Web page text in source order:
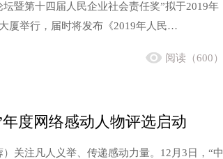
暨第十四届人民企业社会责任奖”拟于2019年
厦举行，届时将发布《2019年人民…
阅读（600）
年度网络感动人物评选启动
关注凡人义举、传递感动力量。12月3日，“中